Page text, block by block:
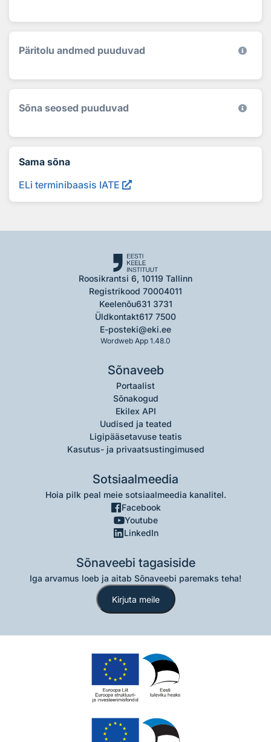
Päritolu andmed puuduvad
Sõna seosed puuduvad
Sama sõna
ELi terminibaasis IATE
Roosikrantsi 6, 10119 Tallinn
Registrikood 70004011
Keelenõu631 3731
Üldkontakt617 7500
E-posteki@eki.ee
Wordweb App 1.48.0
Sõnaveeb
Portaalist
Sõnakogud
Ekilex API
Uudised ja teated
Ligipääsetavuse teatis
Kasutus- ja privaatsustingimused
Sotsiaalmeedia
Hoia pilk peal meie sotsiaalmeedia kanalitel.
Facebook
Youtube
LinkedIn
Sõnaveebi tagasiside
Iga arvamus loeb ja aitab Sõnaveebi paremaks teha!
Kirjuta meile